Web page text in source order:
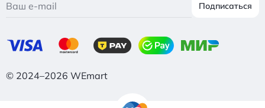
Подписаться
© 2024–2026 WEmart